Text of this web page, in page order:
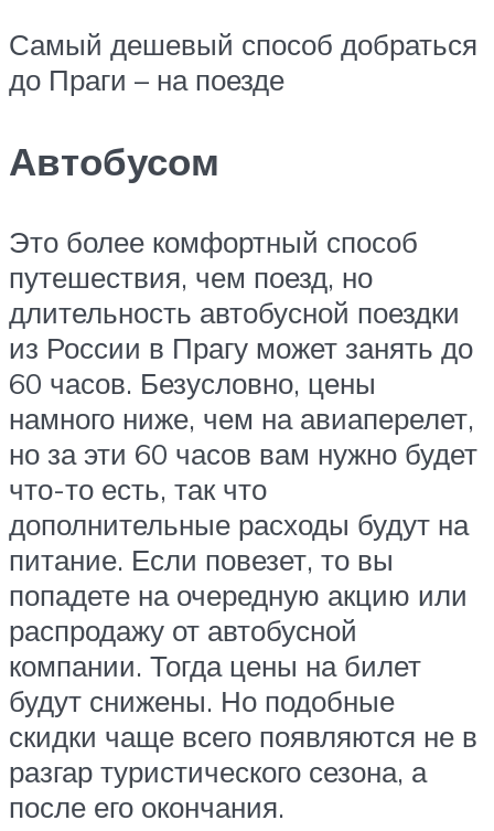
Самый дешевый способ добраться
до Праги – на поезде
Автобусом
Это более комфортный способ
путешествия, чем поезд, но
длительность автобусной поездки
из России в Прагу может занять до
60 часов. Безусловно, цены
намного ниже, чем на авиаперелет,
но за эти 60 часов вам нужно будет
что-то есть, так что
дополнительные расходы будут на
питание. Если повезет, то вы
попадете на очередную акцию или
распродажу от автобусной
компании. Тогда цены на билет
будут снижены. Но подобные
скидки чаще всего появляются не в
разгар туристического сезона, а
после его окончания.